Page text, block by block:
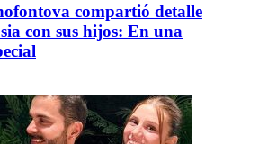
compartió detalle
con sus hijos: En una